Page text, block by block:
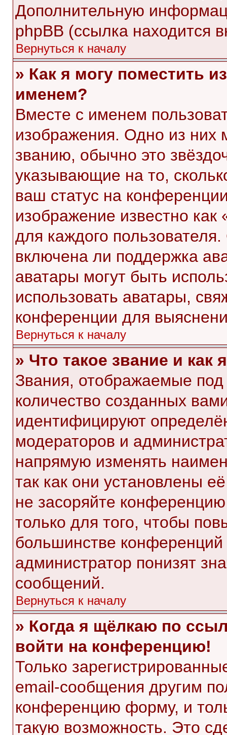
Дополнительную
phpBB (ссылка находится
Вернуться к началу
» Как я могу поместить
именем?
Вместе с именем
изображения. Одно из них
званию, обычно это
указывающие на то,
ваш статус на
изображение известно
для каждого
включена ли поддержка
аватары могут быть
использовать аватары,
конференции для
Вернуться к началу
» Что такое звание и как
Звания, отображаемые
количество созданных
идентифицируют
модераторов и
напрямую изменять
так как они установлены
не засоряйте
только для того, чтобы
большинстве
администратор понизят
сообщений.
Вернуться к началу
» Когда я щёлкаю по
войти на конференцию!
Только
email-сообщения другим
конференцию форму, и
такую возможность. Это